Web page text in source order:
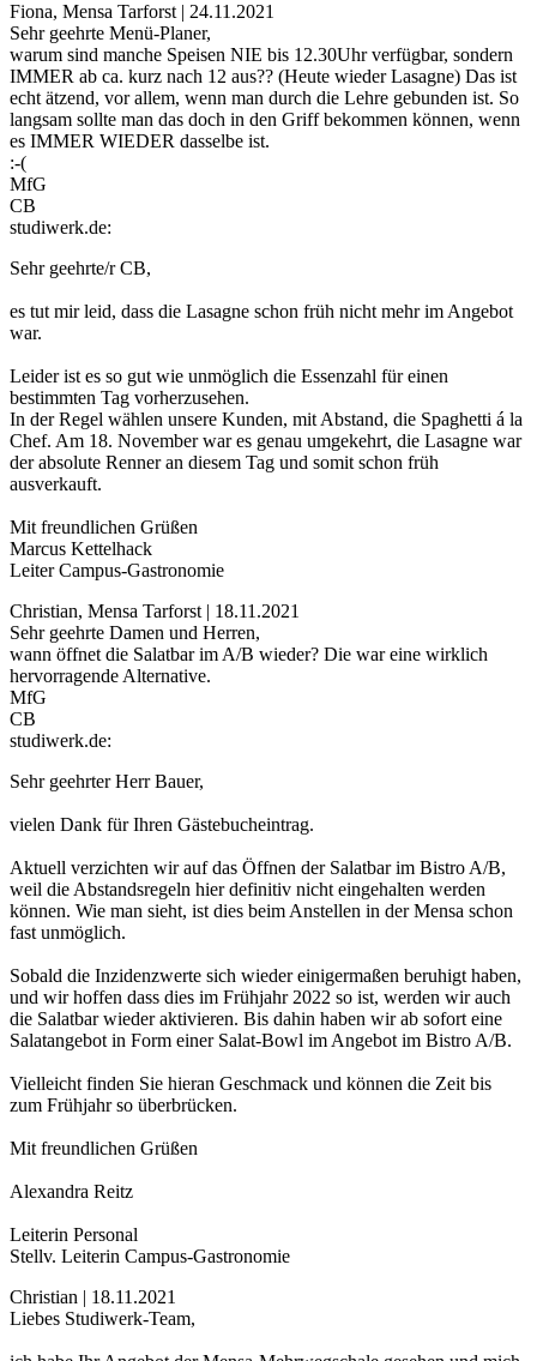
Fiona, Mensa Tarforst | 24.11.2021
Sehr geehrte Menü-Planer,
warum sind manche Speisen NIE bis 12.30Uhr verfügbar, sondern
IMMER ab ca. kurz nach 12 aus?? (Heute wieder Lasagne) Das ist
echt ätzend, vor allem, wenn man durch die Lehre gebunden ist. So
langsam sollte man das doch in den Griff bekommen können, wenn
es IMMER WIEDER dasselbe ist.
:-(
MfG
CB
studiwerk.de:
Sehr geehrte/r CB,
es tut mir leid, dass die Lasagne schon früh nicht mehr im Angebot
war.
Leider ist es so gut wie unmöglich die Essenzahl für einen
bestimmten Tag vorherzusehen.
In der Regel wählen unsere Kunden, mit Abstand, die Spaghetti á la
Chef. Am 18. November war es genau umgekehrt, die Lasagne war
der absolute Renner an diesem Tag und somit schon früh
ausverkauft.
Mit freundlichen Grüßen
Marcus Kettelhack
Leiter Campus-Gastronomie
Christian, Mensa Tarforst | 18.11.2021
Sehr geehrte Damen und Herren,
wann öffnet die Salatbar im A/B wieder? Die war eine wirklich
hervorragende Alternative.
MfG
CB
studiwerk.de:
Sehr geehrter Herr Bauer,
vielen Dank für Ihren Gästebucheintrag.
Aktuell verzichten wir auf das Öffnen der Salatbar im Bistro A/B,
weil die Abstandsregeln hier definitiv nicht eingehalten werden
können. Wie man sieht, ist dies beim Anstellen in der Mensa schon
fast unmöglich.
Sobald die Inzidenzwerte sich wieder einigermaßen beruhigt haben,
und wir hoffen dass dies im Frühjahr 2022 so ist, werden wir auch
die Salatbar wieder aktivieren. Bis dahin haben wir ab sofort eine
Salatangebot in Form einer Salat-Bowl im Angebot im Bistro A/B.
Vielleicht finden Sie hieran Geschmack und können die Zeit bis
zum Frühjahr so überbrücken.
Mit freundlichen Grüßen
Alexandra Reitz
Leiterin Personal
Stellv. Leiterin Campus-Gastronomie
Christian | 18.11.2021
Liebes Studiwerk-Team,